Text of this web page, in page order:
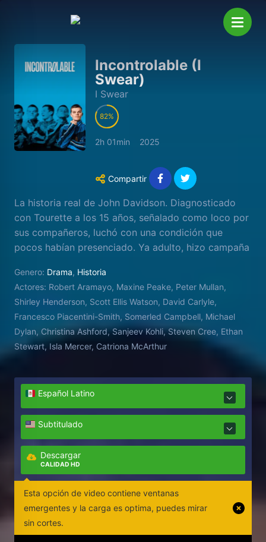
Incontrolable (I
Swear)
I Swear
82
2h 01min 2025
Compartir
La historia real de John Davidson. Diagnosticado
con Tourette a los 15 años, señalado como loco por
sus compañeros, luchó con una condición que
pocos habían presenciado. Ya adulto, hizo campaña
Genero: Drama, Historia
Actores: Robert Aramayo, Maxine Peake, Peter Mullan,
Shirley Henderson, Scott Ellis Watson, David Carlyle,
Francesco Piacentini-Smith, Somerled Campbell, Michael
Dylan, Christina Ashford, Sanjeev Kohli, Steven Cree, Ethan
Stewart, Isla Mercer, Catriona McArthur
Español Latino
Subtitulado
Descargar
CALIDAD HD
Esta opción de video contiene ventanas
emergentes y la carga es optima, puedes mirar
sin cortes.